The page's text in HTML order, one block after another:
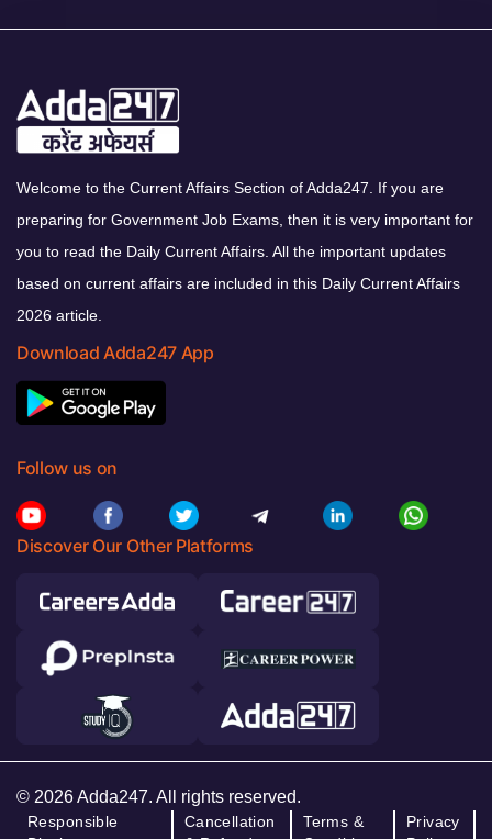
Welcome to the Current Affairs Section of Adda247. If you are
preparing for Government Job Exams, then it is very important for
you to read the Daily Current Affairs. All the important updates
based on current affairs are included in this Daily Current Affairs
2026 article.
Download Adda247 App
Follow us on
Discover Our Other Platforms
© 2026 Adda247. All rights reserved.
Responsible
Cancellation
Terms &
Privacy